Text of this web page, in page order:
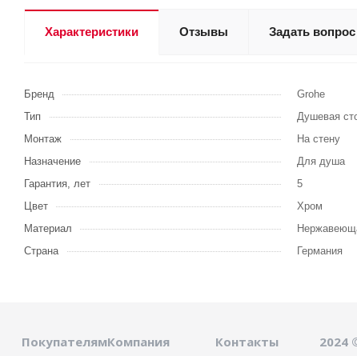
Характеристики Отзывы Задать вопрос
Бренд
Grohe
Тип
Душевая
Монтаж
На стену
Назначение
Для душа
Гарантия, лет
5
Цвет
Хром
Материал
Страна
Германия
ПокупателямКомпания
Контакты
2024